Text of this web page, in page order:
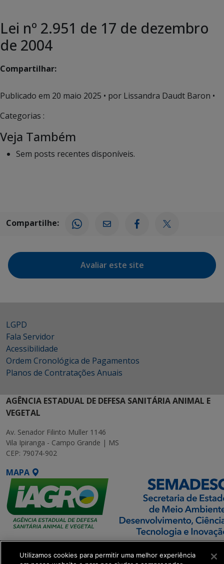
Lei nº 2.951 de 17 de dezembro
de 2004
Compartilhar:
Publicado em 20 maio 2025 • por Lissandra Daudt Baron •
Categorias :
Veja Também
Sem posts recentes disponíveis.
Compartilhe:
Avaliar este site
LGPD
Fala Servidor
Acessibilidade
Ordem Cronológica de Pagamentos
Planos de Contratações Anuais
AGÊNCIA ESTADUAL DE DEFESA SANITÁRIA ANIMAL E
VEGETAL
Av. Senador Filinto Muller 1146
Vila Ipiranga - Campo Grande | MS
CEP: 79074-902
MAPA
Executiva de
Utilizamos cookies para permitir uma melhor experiência